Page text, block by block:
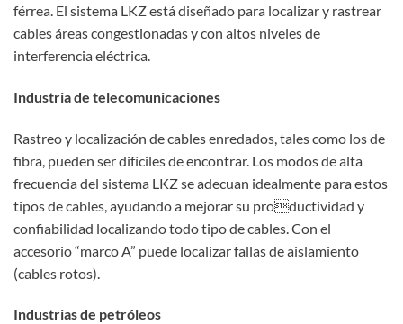
férrea. El sistema LKZ está diseñado para localizar y rastrear
cables áreas congestionadas y con altos niveles de
interferencia eléctrica.
Industria de telecomunicaciones
Rastreo y localización de cables enredados, tales como los de
fibra, pueden ser difíciles de encontrar. Los modos de alta
frecuencia del sistema LKZ se adecuan idealmente para estos
tipos de cables, ayudando a mejorar su productividad y
confiabilidad localizando todo tipo de cables. Con el
accesorio “marco A” puede localizar fallas de aislamiento
(cables rotos).
Industrias de petróleos